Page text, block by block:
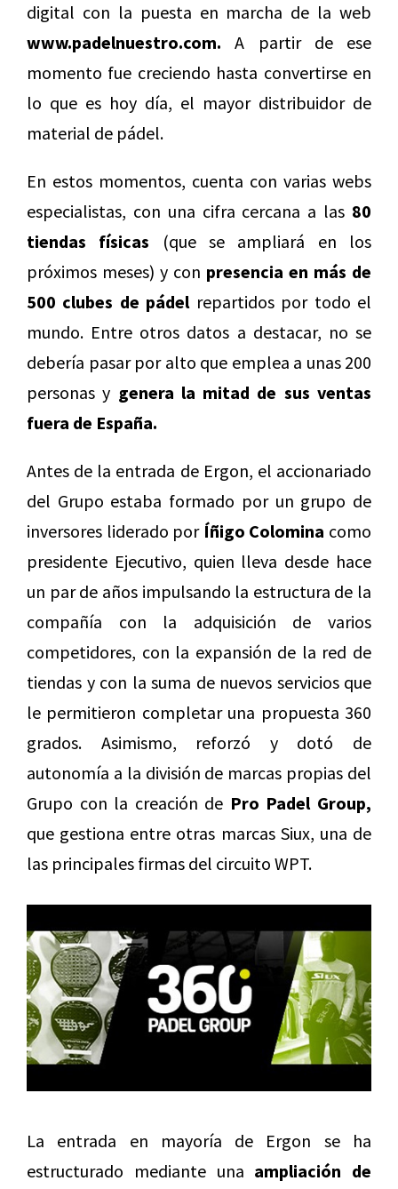
digital con la puesta en marcha de la web
www.padelnuestro.com. A partir de ese
momento fue creciendo hasta convertirse en
lo que es hoy día, el mayor distribuidor de
material de pádel.
En estos momentos, cuenta con varias webs
especialistas, con una cifra cercana a las 80
tiendas físicas (que se ampliará en los
próximos meses) y con presencia en más de
500 clubes de pádelrepartidos por todo el
mundo. Entre otros datos a destacar, no se
debería pasar por alto que emplea a unas 200
personas y genera la mitad de sus ventas
fuera de España.
Antes de la entrada de Ergon, el accionariado
del Grupo estaba formado por un grupo de
inversores liderado por Íñigo Colomina como
presidente Ejecutivo, quien lleva desde hace
un par de años impulsando la estructura de la
compañía con la adquisición de varios
competidores, con la expansión de la red de
tiendas y con la suma de nuevos servicios que
le permitieron completar una propuesta 360
grados. Asimismo, reforzó y dotó de
autonomía a la división de marcas propias del
Grupo con la creación de Pro Padel Group,
que gestiona entre otras marcas Siux, una de
las principales firmas del circuito WPT.
La entrada en mayoría de Ergon se ha
estructurado mediante una ampliación de